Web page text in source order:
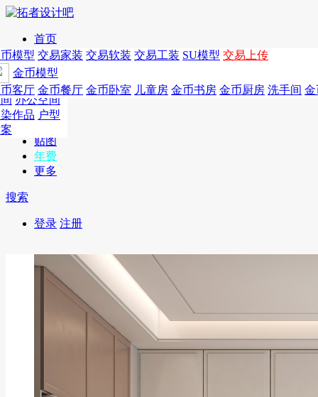
首页
发现
年费 作品 图纸 交易 软装 工装 SU模 金币
年费版块
费图纸 年费户型 年费高清 年费视频 年费模型 年费精选
作品
别墅 国外
酒店设计
设计 商业
办公空间
作品 户型
模型
模型 交易家装 交易软装 交易工装 SU模型 交易上传
金币模型
客厅 金币餐厅 金币卧室 儿童房 金币书房 金币厨房 洗手间 金
CAD
概念
贴图
年费
更多
搜索
登录 注册